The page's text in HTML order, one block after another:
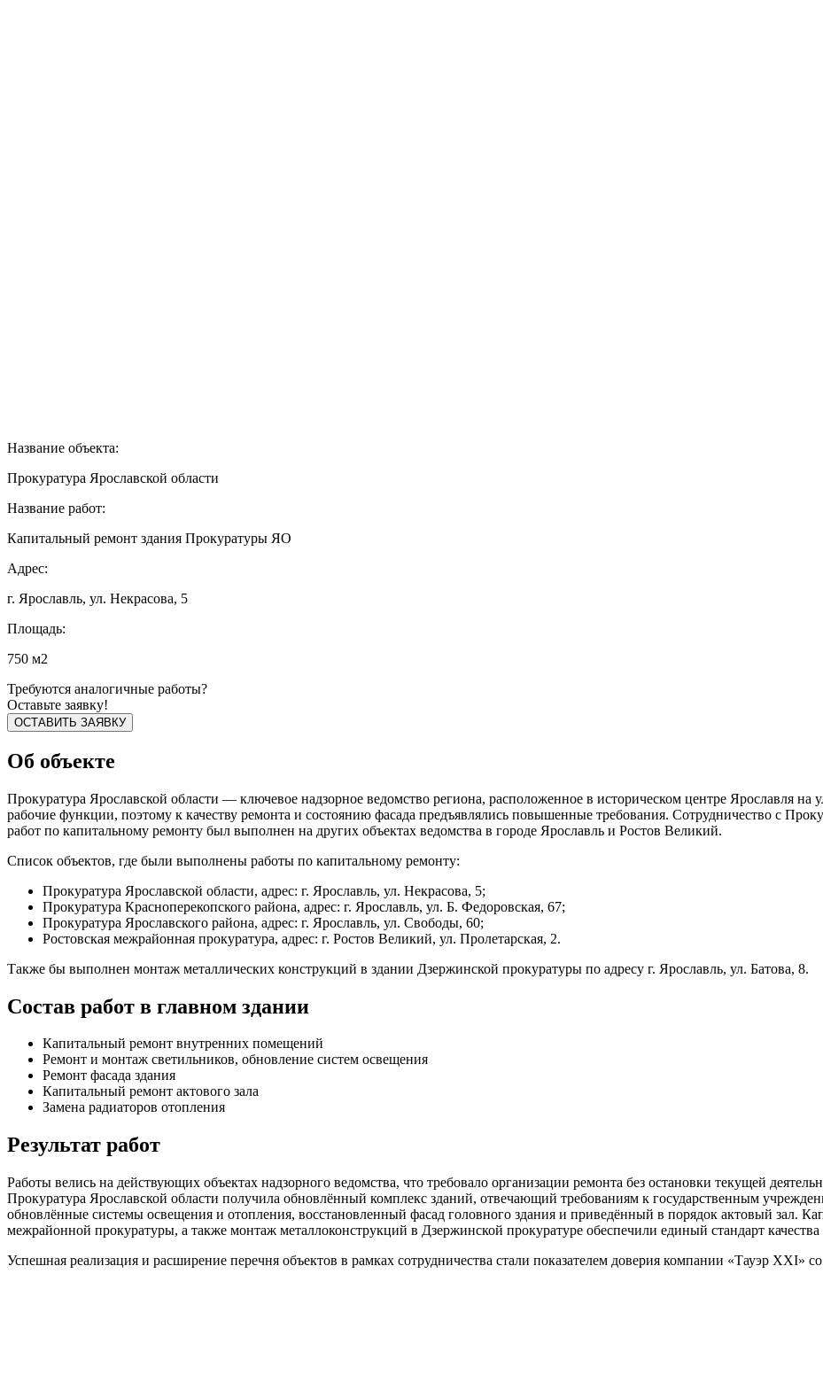
Название объекта:
Прокуратура Ярославской области
Название работ:
Капитальный ремонт здания Прокуратуры ЯО
Адрес:
г. Ярославль, ул. Некрасова, 5
Площадь:
750 м2
Требуются аналогичные работы?
Оставьте заявку!
ОСТАВИТЬ ЗАЯВКУ
Об объекте
Прокуратура Ярославской области — ключевое надзорное ведомство региона, расположенное в историческом центре Ярославля на
рабочие функции, поэтому к качеству ремонта и состоянию фасада предъявлялись повышенные требования. Сотрудничество с
работ по капитальному ремонту был выполнен на других объектах ведомства в городе Ярославль и Ростов Великий.
Список объектов, где были выполнены работы по капитальному ремонту:
Прокуратура Ярославской области, адрес: г. Ярославль, ул. Некрасова, 5;
Прокуратура Красноперекопского района, адрес: г. Ярославль, ул. Б. Федоровская, 67;
Прокуратура Ярославского района, адрес: г. Ярославль, ул. Свободы, 60;
Ростовская межрайонная прокуратура, адрес: г. Ростов Великий, ул. Пролетарская, 2.
Также бы выполнен монтаж металлических конструкций в здании Дзержинской прокуратуры по адресу г. Ярославль, ул. Батова, 8.
Состав работ в главном здании
Капитальный ремонт внутренних помещений
Ремонт и монтаж светильников, обновление систем освещения
Ремонт фасада здания
Капитальный ремонт актового зала
Замена радиаторов отопления
Результат работ
Работы велись на действующих объектах надзорного ведомства, что требовало организации ремонта без остановки текущей
Прокуратура Ярославской области получила обновлённый комплекс зданий, отвечающий требованиям к государственным
обновлённые системы освещения и отопления, восстановленный фасад головного здания и приведённый в порядок актовый зал.
межрайонной прокуратуры, а также монтаж металлоконструкций в Дзержинской прокуратуре обеспечили единый стандарт качества
Успешная реализация и расширение перечня объектов в рамках сотрудничества стали показателем доверия компании «Тауэр XXI»